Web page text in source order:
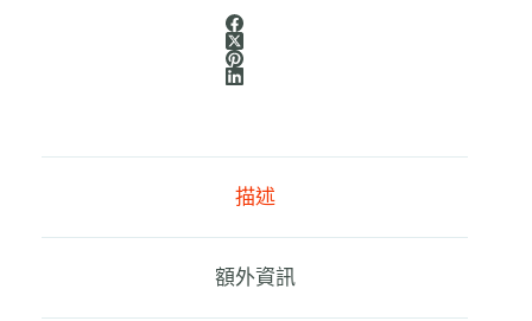
描述
額外資訊